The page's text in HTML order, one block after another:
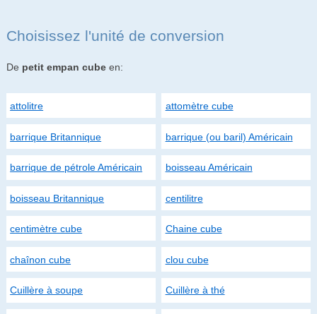
Choisissez l'unité de conversion
De petit empan cubeen:
attolitre attomètre cube
barrique Britannique barrique (ou baril) Américain
barrique de pétrole Américain boisseau Américain
boisseau Britannique centilitre
centimètre cube Chaine cube
chaînon cube clou cube
Cuillère à soupe Cuillère à thé